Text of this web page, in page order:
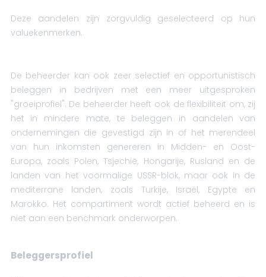
Deze aandelen zijn zorgvuldig geselecteerd op hun
valuekenmerken.
De beheerder kan ook zeer selectief en opportunistisch
beleggen in bedrijven met een meer uitgesproken
"groeiprofiel". De beheerder heeft ook de flexibiliteit om, zij
het in mindere mate, te beleggen in aandelen van
ondernemingen die gevestigd zijn in of het merendeel
van hun inkomsten genereren in Midden- en Oost-
Europa, zoals Polen, Tsjechië, Hongarije, Rusland en de
landen van het voormalige USSR-blok, maar ook in de
mediterrane landen, zoals Turkije, Israël, Egypte en
Marokko. Het compartiment wordt actief beheerd en is
niet aan een benchmark onderworpen.
Beleggersprofiel